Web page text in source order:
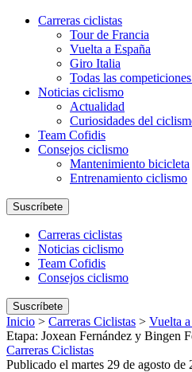
Carreras ciclistas
Tour de Francia
Vuelta a España
Giro Italia
Todas las
Noticias ciclismo
Actualidad
Curiosidades del
Team Cofidis
Consejos ciclismo
Mantenimiento bicicleta
Entrenamiento ciclismo
Suscríbete
Carreras ciclistas
Noticias ciclismo
Team Cofidis
Consejos ciclismo
Suscríbete
Inicio > Carreras Ciclistas > Vuelta
Etapa: Joxean Fernández y Bingen
Carreras Ciclistas
Publicado el martes 29 de agosto de